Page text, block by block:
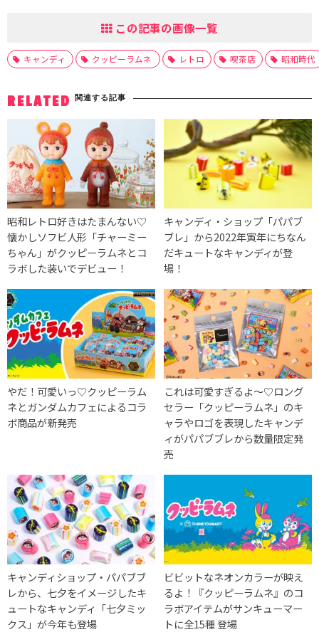
この記事の画像一覧
キャンディ クッピーラムネ レトロ 喫茶店 昭和時代
RELATED 関連する記事
昭和レトロ好きはたまんない♡
懐かしソフビ人形「チャーミー
ちゃん」がクッピーラムネとコ
ラボした装いでデビュー！
キャンディ・ショップ「パパブ
ブレ」から2022年寅年にちなん
だキュートなキャンディが登
場！
やだ！可愛いっ♡クッピーラム
ネとガンダムカフェによるコラ
ボ商品が新発売
これは可愛すぎるよ〜♡ロング
セラー「クッピーラムネ」のキ
ャラやロゴを表現したキャンデ
ィがパパブブレから数量限定発
売
キャンディショップ・パパブブ
レから、七夕をイメージしたキ
ュートなキャンディ「七夕ミッ
クス」が今年も登場
ビビットなネオンカラーが映え
るよ！『クッピーラムネ』のコ
ラボアイテムがサンキューマー
トに全15種 登場